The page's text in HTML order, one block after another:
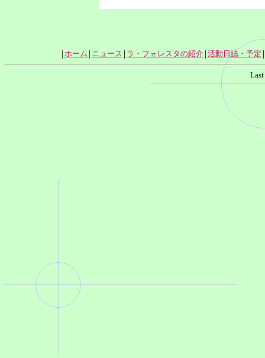
| ホーム | ニュース | ラ・フォレスタの紹介 | 活動日誌・予定 |